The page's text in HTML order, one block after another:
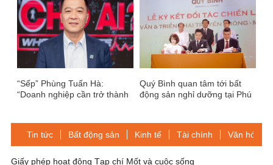
“Sếp” Phùng Tuấn Hà:
“Doanh nghiệp cần trở thành
Quý Bình quan tâm tới bất
động sản nghỉ dưỡng tại Phú
Tin tức Bất động sản Kinh tế Tài chính Văn hóa-
Giấy phép hoạt động Tạp chí Mốt và cuộc sống